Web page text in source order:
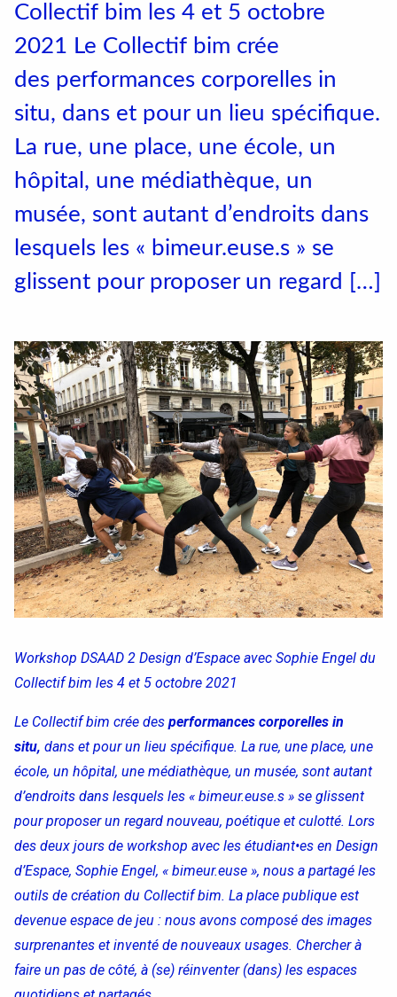
Accueil des étrangers
Partir à l’étranger
Diplômes
Conventions et partenariats
Universités
Entreprises et Institutions
Instagram
LinkedIn
Accéder au site officiel de l'école
Collectif bim les 4 et 5 octobre
2021 Le Collectif bim crée
des performances corporelles in
situ, dans et pour un lieu spécifique.
La rue, une place, une école, un
hôpital, une médiathèque, un
musée, sont autant d’endroits dans
lesquels les « bimeur.euse.s » se
glissent pour proposer un regard […]
Workshop DSAAD 2 Design d’Espace avec Sophie Engel du
Collectif bim les 4 et 5 octobre 2021
Le Collectif bim crée des performances corporelles in
situ, dans et pour un lieu spécifique. La rue, une place, une
école, un hôpital, une médiathèque, un musée, sont autant
d’endroits dans lesquels les « bimeur.euse.s » se glissent
pour proposer un regard nouveau, poétique et culotté. Lors
des deux jours de workshop avec les étudiant•es en Design
d’Espace, Sophie Engel, « bimeur.euse », nous a partagé les
outils de création du Collectif bim. La place publique est
devenue espace de jeu : nous avons composé des images
surprenantes et inventé de nouveaux usages. Chercher à
faire un pas de côté, à (se) réinventer (dans) les espaces